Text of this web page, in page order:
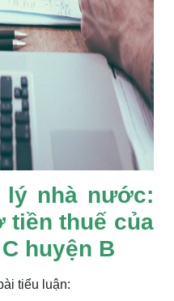
lý nhà nước:
tiền thuế của
huyện B
tiểu luận: